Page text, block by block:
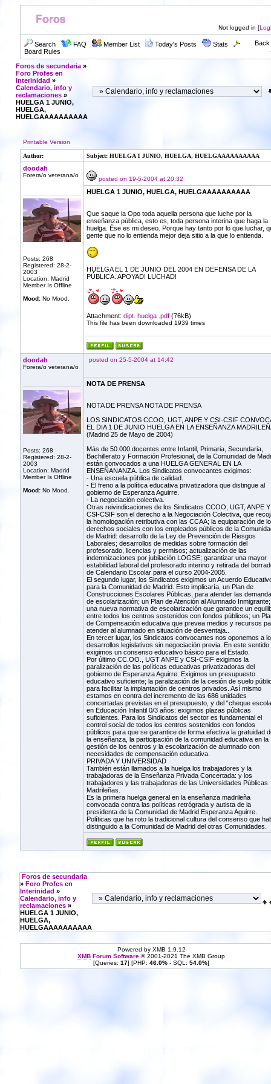
Not logged in [
Search FAQ Member List Today's Posts
Stats
Board Rules
Back
Foros de secundaria »
Foro Profes en
Interinidad »
Calendario, info y
reclamaciones »
HUELGA 1 JUNIO,
HUELGA,
HUELGAAAAAAAAAA
Printable Version
Author: Subject: HUELGA 1 JUNIO, HUELGA, HUELGAAAAAAAAAA
doodah
Forera/o veterana/o
Posts: 268
Registered: 28-2-
2003
Location: Madrid
Member Is Offline
Mood:No Mood.
posted on 19-5-2004 at 20:32
HUELGA 1 JUNIO, HUELGA, HUELGAAAAAAAAAA
Que saque la Opo toda aquella persona que luche por la
enseñanza pública, esto es, toda persona interina que haga la
huelga. Ése es mi deseo. Porque hay tanto por lo que luchar,
gente que no lo entienda mejor deja sitio a la que lo entienda.
HUELGA EL 1 DE JUNIO DEL 2004 EN DEFENSA DE LA
PÚBLICA. APOYAD! LUCHAD!
Attachment: dipt. huelga .pdf(76kB)
This file has been downloaded 1939 times
doodah
Forera/o veterana/o
Posts: 268
Registered: 28-2-
2003
Location: Madrid
Member Is Offline
Mood:No Mood.
posted on 25-5-2004 at 14:42
NOTA DE PRENSA
NOTA DE PRENSA NOTA DE PRENSA
LOS SINDICATOS CCOO, UGT, ANPE Y CSI-CSIF
EL DIA 1 DE JUNIO HUELGA EN LA ENSEÑANZA
(Madrid 25 de Mayo de 2004)
Más de 50.000 docentes entre Infantil, Primaria, Secundaria,
Bachillerato y Formación Profesional, de la Comunidad de
están convocados a una HUELGA GENERAL EN LA
ENSEÑANANZA. Los Sindicatos convocantes exigimos:
- Una escuela pública de calidad.
- El freno a la política educativa privatizadora que distingue al
gobierno de Esperanza Aguirre.
- La negociación colectiva.
Otras reivindicaciones de los Sindicatos CCOO, UGT, ANPE Y
CSI-CSIF son el derecho a la Negociación Colectiva, que
la homologación retributiva con las CCAA; la equiparación de
derechos sociales con los empleados públicos de la
de Madrid: desarrollo de la Ley de Prevención de Riesgos
Laborales; desarrollos de medidas sobre formación del
profesorado, licencias y permisos; actualización de las
indemnizaciones por jubilación LOGSE; garantizar una mayor
estabilidad laboral del profesorado interino y retirada del
de Calendario Escolar para el curso 2004-2005.
El segundo lugar, los Sindicatos exigimos un Acuerdo
para la Comunidad de Madrid. Esto implicaría, un Plan de
Construcciones Escolares Públicas, para atender las
de escolarización; un Plan de Atención al Alumnado Inmigrante;
una nueva normativa de escolarización que garantice un
entre todos los centros sostenidos con fondos públicos; un
de Compensación educativa que prevea medios y recursos
atender al alumnado en situación de desventaja..
En tercer lugar, los Sindicatos convocantes nos oponemos a
desarrollos legislativos sin negociación previa. En este sentido
exigimos un consenso educativo básico para el Estado.
Por último CC.OO., UGT ANPE y CSI-CSIF exigimos la
paralización de las políticas educativas privatizadoras del
gobierno de Esperanza Aguirre. Exigimos un presupuesto
educativo suficiente; la paralización de la cesión de suelo
para facilitar la implantación de centros privados. Así mismo
estamos en contra del incremento de las 686 unidades
concertadas previstas en el presupuesto, y del “cheque
en Educación Infantil 0/3 años: exigimos plazas públicas
suficientes. Para los Sindicatos del sector es fundamental el
control social de todos los centros sostenidos con fondos
públicos para que se garantice de forma efectiva la gratuidad
la enseñanza, la participación de la comunidad educativa en la
gestión de los centros y la escolarización de alumnado con
necesidades de compensación educativa.
PRIVADA Y UNIVERSIDAD
También están llamados a la huelga los trabajadores y la
trabajadoras de la Enseñanza Privada Concertada: y los
trabajadores y las trabajadoras de las Universidades Públicas
Madrileñas.
Es la primera huelga general en la enseñanza madrileña
convocada contra las políticas retrógrada y autista de la
presidenta de la Comunidad de Madrid Esperanza Aguirre.
Políticas que ha roto la tradicional cultura del consenso que
distinguido a la Comunidad de Madrid del otras Comunidades.
Foros de secundaria
» Foro Profes en
Interinidad »
Calendario, info y
reclamaciones»
HUELGA 1 JUNIO,
HUELGA,
HUELGAAAAAAAAAA
Powered by XMB 1.9.12
XMB Forum Software © 2001-2021 The XMB Group
[Queries: 17] [PHP: 46.0% - SQL: 54.0%]